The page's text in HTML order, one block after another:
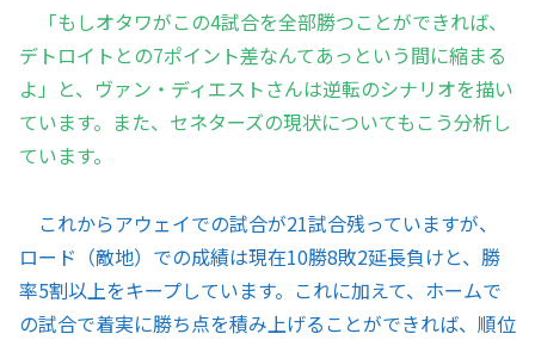
「もしオタワがこの4試合を全部勝つことができれば、
デトロイトとの7ポイント差なんてあっという間に縮まる
よ」と、ヴァン・ディエストさんは逆転のシナリオを描い
ています。また、セネターズの現状についてもこう分析し
ています。
これからアウェイでの試合が21試合残っていますが、
ロード（敵地）での成績は現在10勝8敗2延長負けと、勝
率5割以上をキープしています。これに加えて、ホームで
の試合で着実に勝ち点を積み上げることができれば、順位